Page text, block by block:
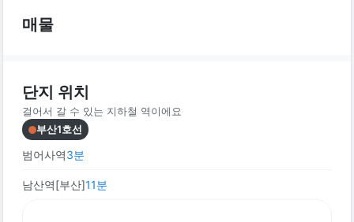
매물
단지 위치
걸어서 갈 수 있는 지하철 역이에요
부산1호선
범어사역3분
남산역[부산]11분